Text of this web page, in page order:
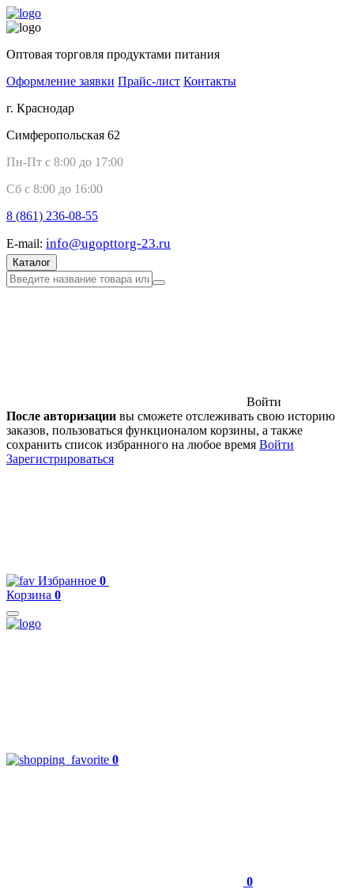
Оптовая торговля продуктами питания
Оформление заявки Прайс-лист Контакты
г. Краснодар
Симферопольская 62
Пн-Пт с 8:00 до 17:00
Сб с 8:00 до 16:00
8 (861) 236-08-55
E-mail: info@ugopttorg-23.ru
Каталог
Войти
После авторизации вы сможете отслеживать свою историю
заказов, пользоваться функционалом корзины, а также
сохранить список избранного на любое время Войти
Зарегистрироваться
Избранное 0
Корзина 0
0
0